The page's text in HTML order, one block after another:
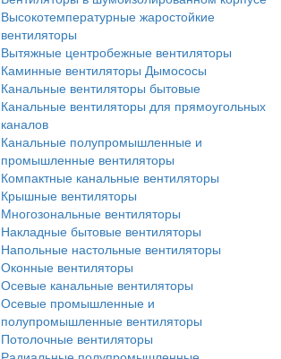
Высокотемпературные жаростойкие
вентиляторы
Вытяжные центробежные вентиляторы
Каминные вентиляторы Дымососы
Канальные вентиляторы бытовые
Канальные вентиляторы для прямоугольных
каналов
Канальные полупромышленные и
промышленные вентиляторы
Компактные канальные вентиляторы
Крышные вентиляторы
Многозональные вентиляторы
Накладные бытовые вентиляторы
Напольные настольные вентиляторы
Оконные вентиляторы
Осевые канальные вентиляторы
Осевые промышленные и
полупромышленные вентиляторы
Потолочные вентиляторы